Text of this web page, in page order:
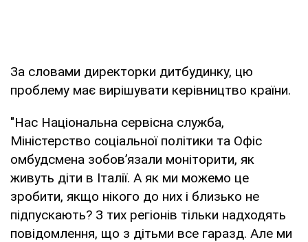
За словами директорки дитбудинку, цю
проблему має вирішувати керівництво країни.
"Нас Національна сервісна служба,
Міністерство соціальної політики та Офіс
омбудсмена зобов’язали моніторити, як
живуть діти в Італії. А як ми можемо це
зробити, якщо нікого до них і близько не
підпускають? З тих регіонів тільки надходять
повідомлення, що з дітьми все гаразд. Але ми